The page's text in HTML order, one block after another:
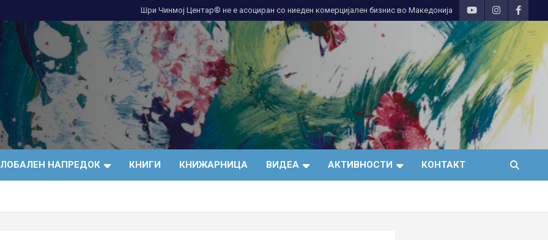
Шри Чинмој Центар® не е асоциран со ниеден комерцијален бизнис во Македонија
НАПРЕДОК КНИГИ КНИЖАРНИЦА ВИДЕА АКТИВНОСТИ КОНТАКТ